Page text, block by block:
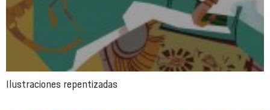
Ilustraciones repentizadas